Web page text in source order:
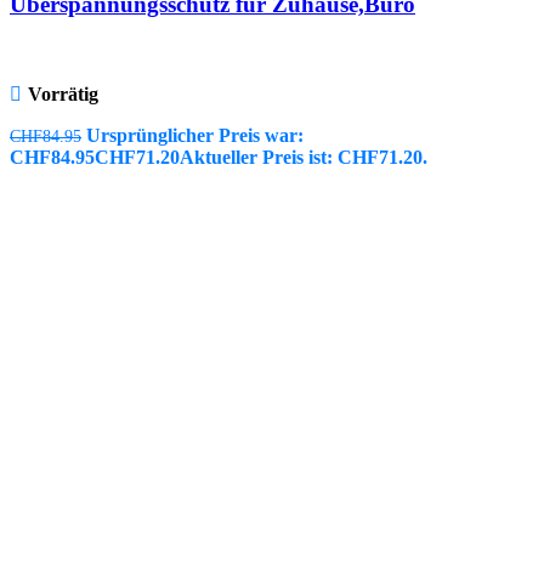
Vorrätig
CHF84.95 Ursprünglicher Preis war:
CHF84.95CHF71.20Aktueller Preis ist: CHF71.20.